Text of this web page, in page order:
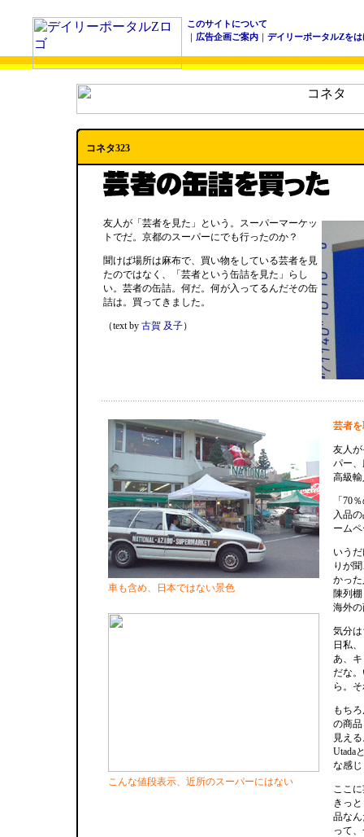
このサイトについて
｜ 広告企画ご案内 ｜ デイリーポータルZを
コネタ323
友人が「芸者を見た」という。スーパーマーケッ
トでだ。京都のスーパーにでも行ったのか？
聞けば場所は麻布で、買い物をしている芸者を見
たのではなく、「芸者という缶詰を見た」らし
い。芸者の缶詰。何だ。何が入ってるんだその缶
詰は。買ってきました。
（text by 古賀 及子）
車も含め、日本ではない景色
こんな値段表示、近所のスーパーにはない
芸者
友人
パー
高級
「70
入品
ーム
いう
りが
かっ
陳列
海外
気分
日私
あ、
だな
ら。
もち
の商
見え
Utada
な感じ
ここ
きっ
品な
って